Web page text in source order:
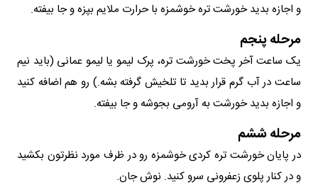
و اجازه بدید خورشت تره خوشمزه با حرارت ملایم بپزه و جا بیفته.
مرحله پنجم
یک ساعت آخر پخت خورشت تره، پرک لیمو یا لیمو عمانی (باید نیم
ساعت در آب گرم قرار بدید تا تلخیش گرفته بشه.) رو هم اضافه کنید
و اجازه بدید خورشت به آرومی بجوشه و جا بیفته.
مرحله ششم
در پایان خورشت تره کردی خوشمزه رو در ظرف مورد نظرتون بکشید
و در کنار پلوی زعفرونی سرو کنید. نوش جان.